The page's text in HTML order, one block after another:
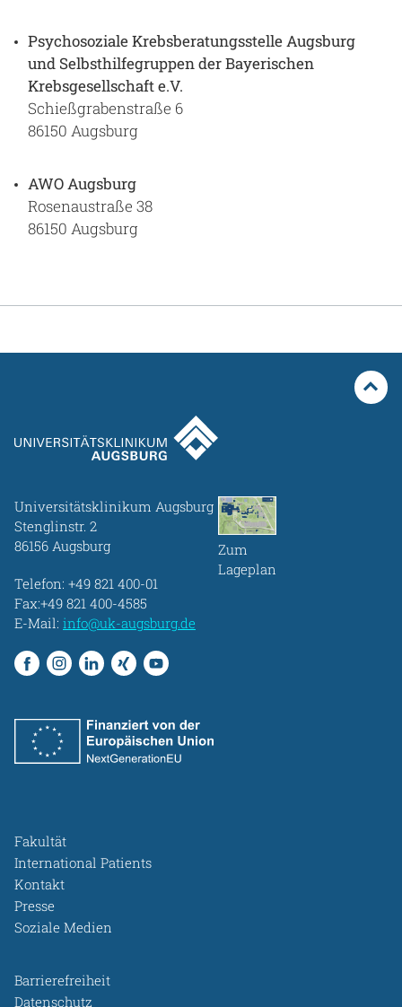
Psychosoziale Krebsberatungsstelle Augsburg
und Selbsthilfegruppen der Bayerischen
Krebsgesellschaft e.V.
Schießgrabenstraße 6
86150 Augsburg
AWO Augsburg
Rosenaustraße 38
86150 Augsburg
Universitätsklinikum Augsburg
Stenglinstr. 2
86156 Augsburg
Telefon: +49 821 400-01
Fax:+49 821 400-4585
E-Mail: info@uk-augsburg.de
Zum
Lageplan
Fakultät
International Patients
Kontakt
Presse
Soziale Medien
Barrierefreiheit
Datenschutz